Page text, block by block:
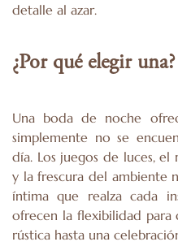
detalle al azar.
¿Por qué elegir una?
Una boda de noche
simplemente no se
día. Los juegos de luces,
y la frescura del ambiente
íntima que realza cada
ofrecen la flexibilidad para
rústica hasta una